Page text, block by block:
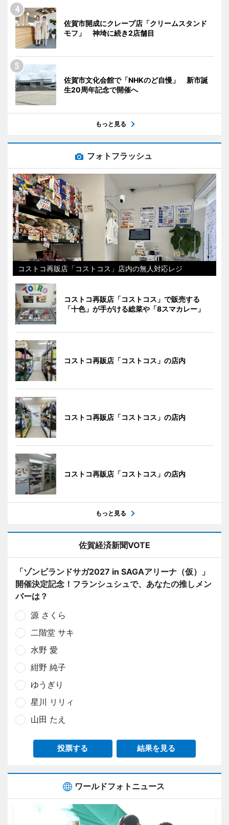
佐賀市開成にクレープ店「クリームスタンド
モフ」 神埼に続き2店舗目
佐賀市文化会館で「NHKのど自慢」 新市誕
生20周年記念で開催へ
もっと見る
フォトフラッシュ
コストコ再販店「コストコス」店内の無人対応レジ
コストコ再販店「コストコス」で販売する
「十色」が手がける総菜や「8スマカレー」
コストコ再販店「コストコス」の店内
コストコ再販店「コストコス」の店内
コストコ再販店「コストコス」の店内
もっと見る
佐賀経済新聞VOTE
「ゾンビランドサガ2027 in SAGAアリーナ（仮）」
開催決定記念！フランシュシュで、あなたの推しメン
バーは？
源 さくら
二階堂 サキ
水野 愛
紺野 純子
ゆうぎり
星川 リリィ
山田 たえ
投票する 結果を見る
ワールドフォトニュース